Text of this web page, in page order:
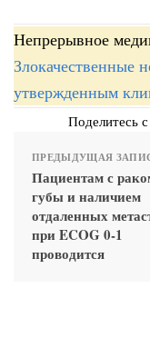
Непрерывное
Злокачественные
утвержденным
Поделитесь
ПРЕДЫДУЩАЯ
Пациентам с
губы и наличием
отдаленных
при ECOG 0-1
проводится